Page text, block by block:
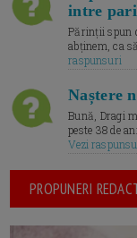
intre
Părinții spun
abținem, ca
raspunsuri
Naștere
Bună, Dragi
peste 38 de
Vezi
PROPUNERI